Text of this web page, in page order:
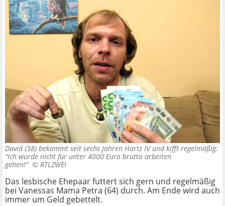
David (38) bekommt seit sechs Jahren Hartz IV und kifft regelmäßig:
"Ich würde nicht für unter 4000 Euro brutto arbeiten
gehen!" © RTLZWEI
Das lesbische Ehepaar futtert sich gern und regelmäßig
bei Vanessas Mama Petra (64) durch. Am Ende wird auch
immer um Geld gebettelt.